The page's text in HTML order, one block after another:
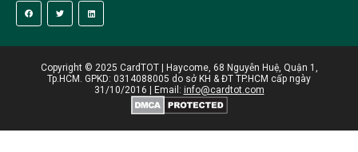
Copyright © 2025 CardTOT | Haycome, 68 Nguyễn Huệ, Quận 1,
Tp.HCM. GPKD: 0314088005 do sở KH & ĐT TP.HCM cấp ngày
31/10/2016 | Email: info@cardtot.com